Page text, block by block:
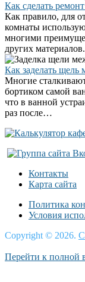
Как сделать
Как правило, для
комнаты
многими
других
Как заделать щель
Многие
бортиком самой
что в ванной
раз после…
Контакты
Карта сайта
Политика
Условия
Copyright © 2026.
Перейти к полной